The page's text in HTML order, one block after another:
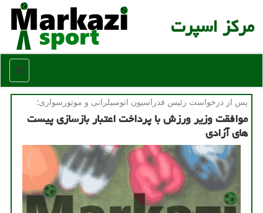
مركز اسپرت
منو
پس از درخواست رئیس فدراسیون اتومبیلرانی و موتورسواری؛
موافقت وزیر ورزش با پرداخت اعتبار بازسازی پیست
های آزادی